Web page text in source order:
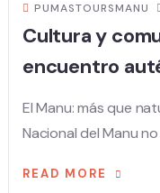
PUMASTOURSMANU
Cultura y
encuentro
El Manu: más que
Nacional del Manu
READ MORE